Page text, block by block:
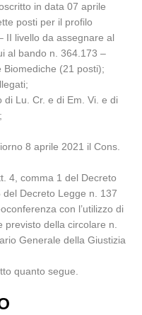
in data 07 aprile
posti per il profilo
II livello da assegnare al
al bando n. 364.173 –
Biomediche (21 posti);
di Lu. Cr. e di Em. Vi. e di
8 aprile 2021 il Cons.
4, comma 1 del Decreto
Decreto Legge n. 137
con l’utilizzo di
previsto della circolare n.
Generale della Giustizia
quanto segue.